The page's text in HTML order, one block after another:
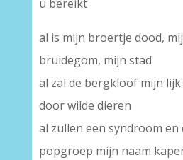
u bereikt
al is mijn broertje dood,
bruidegom, mijn stad
al zal de bergkloof mijn
door wilde dieren
al zullen een syndroom en
popgroep mijn naam